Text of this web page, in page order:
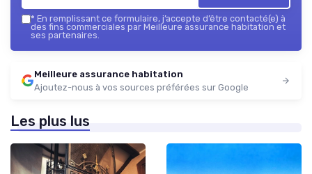
* En remplissant ce formulaire, j’accepte d’être contacté(e) à
des fins commerciales par Meilleure assurance habitation et
ses partenaires.
Meilleure assurance habitation
Ajoutez-nous à vos sources préférées sur Google
Les plus lus